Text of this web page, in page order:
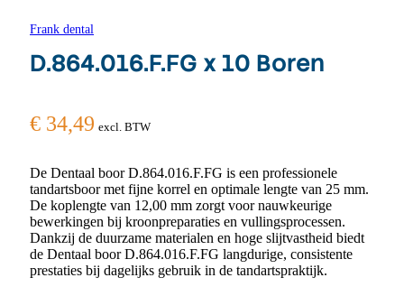
Frank dental
D.864.016.F.FG x 10 Boren
€ 34,49 excl. BTW
De Dentaal boor D.864.016.F.FG is een professionele
tandartsboor met fijne korrel en optimale lengte van 25 mm.
De koplengte van 12,00 mm zorgt voor nauwkeurige
bewerkingen bij kroonpreparaties en vullingsprocessen.
Dankzij de duurzame materialen en hoge slijtvastheid biedt
de Dentaal boor D.864.016.F.FG langdurige, consistente
prestaties bij dagelijks gebruik in de tandartspraktijk.